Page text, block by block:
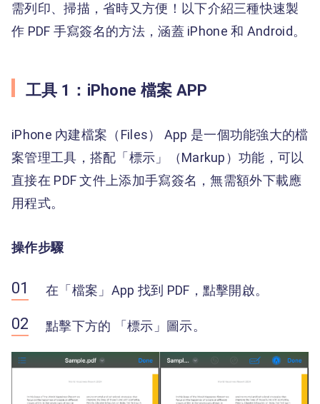
需列印、掃描，省時又方便！以下介紹三種快速製
作 PDF 手寫簽名的方法，涵蓋 iPhone 和 Android。
工具 1：iPhone 檔案 APP
iPhone 內建檔案（Files） App 是一個功能強大的檔
案管理工具，搭配「標示」（Markup）功能，可以
直接在 PDF 文件上添加手寫簽名，無需額外下載應
用程式。
操作步驟
在「檔案」App 找到 PDF，點擊開啟。
點擊下方的 「標示」圖示。